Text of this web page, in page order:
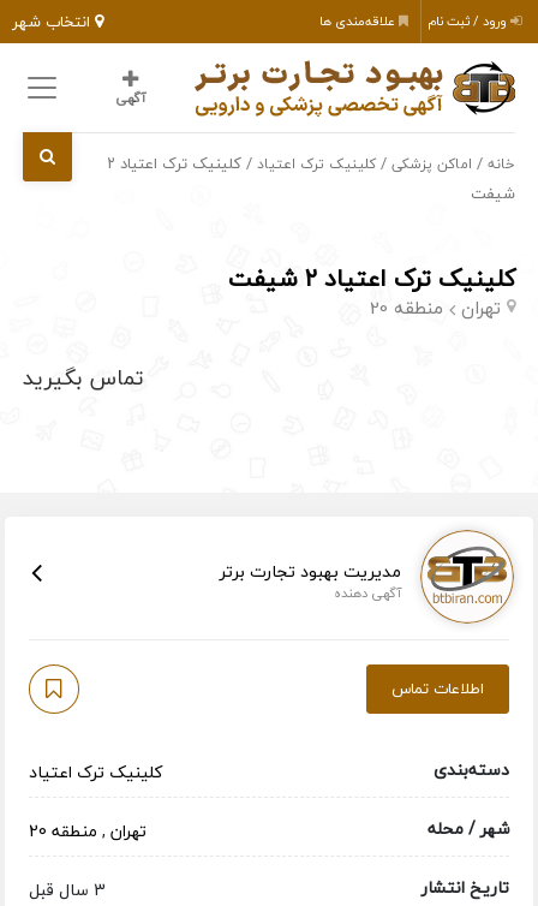
انتخاب شهر ورود / ثبت نام علاقه‌مندی ها
آگهی
خانه / اماکن پزشکی /کلینیک ترک اعتیاد
/ کلینیک ترک اعتیاد ۲
شیفت
کلینیک ترک اعتیاد ۲ شیفت
تهران منطقه 20
تماس بگیرید
مدیریت بهبود تجارت برتر
آگهی دهنده
اطلاعات تماس
دسته‌بندی
کلینیک ترک اعتیاد
شهر / محله
تهران, منطقه 20
تاریخ انتشار
3 سال قبل